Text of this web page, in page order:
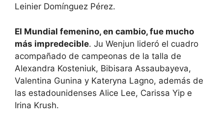
Leinier Domínguez Pérez.
El Mundial femenino, en cambio, fue mucho
más impredecible. Ju Wenjun lideró el cuadro
acompañado de campeonas de la talla de
Alexandra Kosteniuk, Bibisara Assaubayeva,
Valentina Gunina y Kateryna Lagno, además de
las estadounidenses Alice Lee, Carissa Yip e
Irina Krush.